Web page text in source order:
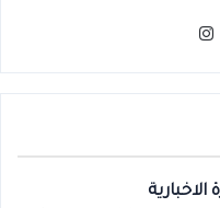
‫YouTube